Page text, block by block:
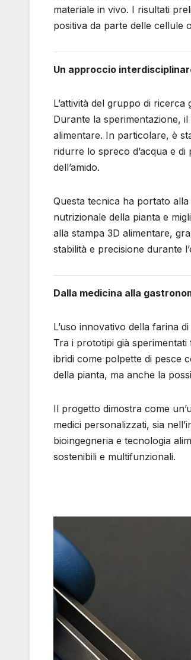
materiale in vivo. I risultati
positiva da parte delle cellule
Un approccio
L’attività del gruppo di
Durante la sperimentazione,
alimentare. In particolare, è
ridurre lo spreco d’acqua e
dell’amido.
Questa tecnica ha portato
nutrizionale della pianta e
alla stampa 3D alimentare,
stabilità e precisione durante
Dalla medicina alla
L’uso innovativo della farina
Tra i prototipi già
ibridi come polpette di pesce
della pianta, ma anche la
Il progetto dimostra come
medici personalizzati, sia
bioingegneria e tecnologia
sostenibili e multifunzionali.